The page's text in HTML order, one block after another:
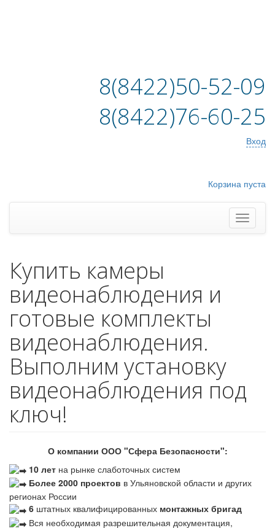
8(8422)50-52-09
8(8422)76-60-25
Вход
Корзина пуста
Купить камеры
видеонаблюдения и
готовые комплекты
видеонаблюдения.
Выполним установку
видеонаблюдения под
ключ!
О компании ООО "Сфера Безопасности":
10 лет на рынке слаботочных систем
Более 2000 проектов в Ульяновской области и других
регионах России
6 штатных квалифицированных монтажных бригад
Вся необходимая разрешительная документация,